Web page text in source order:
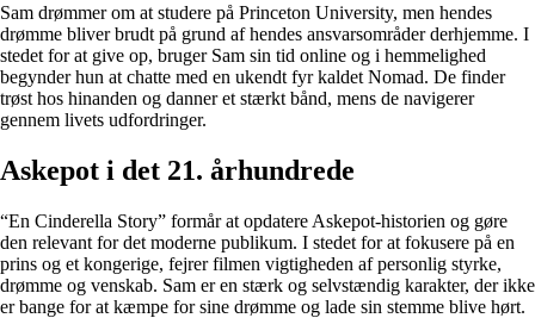
Sam drømmer om at studere på Princeton University, men hendes
drømme bliver brudt på grund af hendes ansvarsområder derhjemme. I
stedet for at give op, bruger Sam sin tid online og i hemmelighed
begynder hun at chatte med en ukendt fyr kaldet Nomad. De finder
trøst hos hinanden og danner et stærkt bånd, mens de navigerer
gennem livets udfordringer.
Askepot i det 21. århundrede
“En Cinderella Story” formår at opdatere Askepot-historien og gøre
den relevant for det moderne publikum. I stedet for at fokusere på en
prins og et kongerige, fejrer filmen vigtigheden af personlig styrke,
drømme og venskab. Sam er en stærk og selvstændig karakter, der ikke
er bange for at kæmpe for sine drømme og lade sin stemme blive hørt.